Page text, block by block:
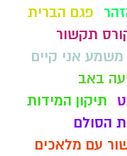
פגם הברית
תקשור
משמע אני קיים
באב
תיקון המידות
הסולם
עם מלאכים